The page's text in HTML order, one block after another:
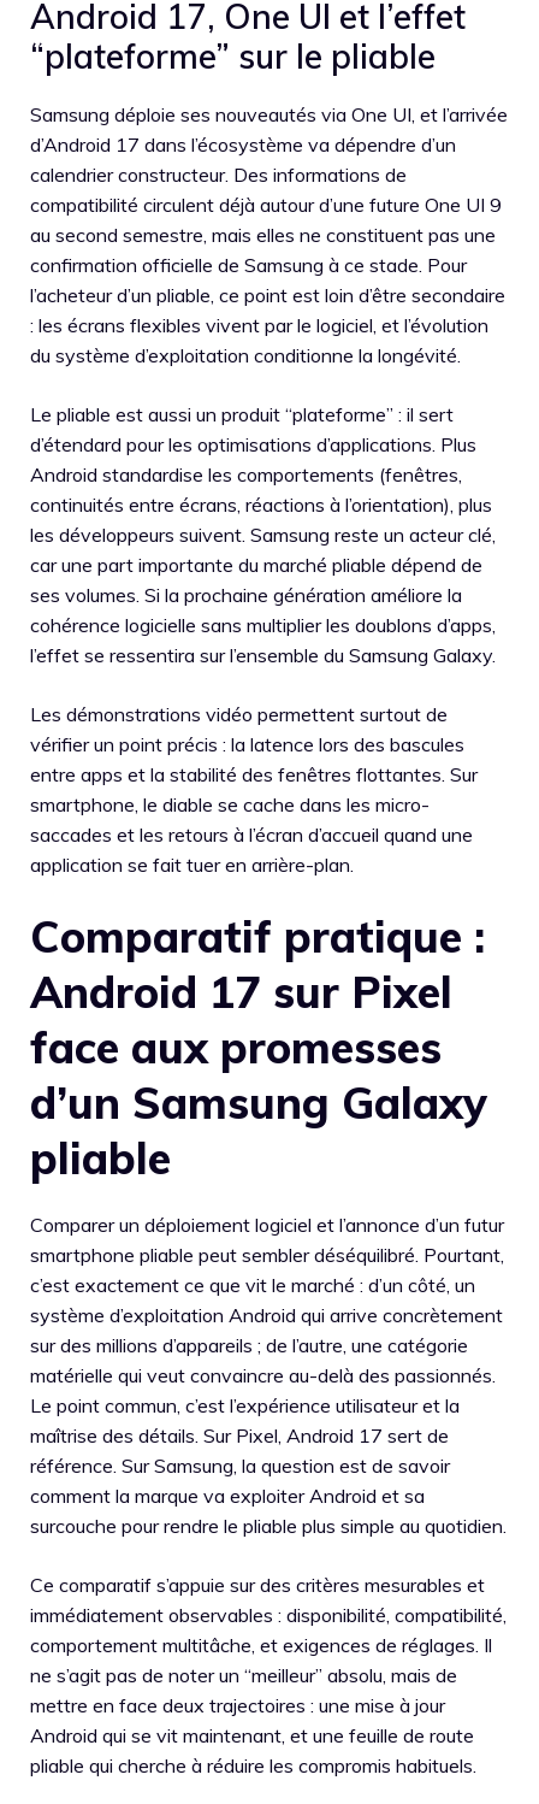
Android 17, One UI et l’effet
“plateforme” sur le pliable
Samsung déploie ses nouveautés via One UI, et l’arrivée
d’Android 17 dans l’écosystème va dépendre d’un
calendrier constructeur. Des informations de
compatibilité circulent déjà autour d’une future One UI 9
au second semestre, mais elles ne constituent pas une
confirmation officielle de Samsung à ce stade. Pour
l’acheteur d’un pliable, ce point est loin d’être secondaire
: les écrans flexibles vivent par le logiciel, et l’évolution
du système d’exploitation conditionne la longévité.
Le pliable est aussi un produit “plateforme” : il sert
d’étendard pour les optimisations d’applications. Plus
Android standardise les comportements (fenêtres,
continuités entre écrans, réactions à l’orientation), plus
les développeurs suivent. Samsung reste un acteur clé,
car une part importante du marché pliable dépend de
ses volumes. Si la prochaine génération améliore la
cohérence logicielle sans multiplier les doublons d’apps,
l’effet se ressentira sur l’ensemble du Samsung Galaxy.
Les démonstrations vidéo permettent surtout de
vérifier un point précis : la latence lors des bascules
entre apps et la stabilité des fenêtres flottantes. Sur
smartphone, le diable se cache dans les micro-
saccades et les retours à l’écran d’accueil quand une
application se fait tuer en arrière-plan.
Comparatif pratique :
Android 17 sur Pixel
face aux promesses
d’un Samsung Galaxy
pliable
Comparer un déploiement logiciel et l’annonce d’un futur
smartphone pliable peut sembler déséquilibré. Pourtant,
c’est exactement ce que vit le marché : d’un côté, un
système d’exploitation Android qui arrive concrètement
sur des millions d’appareils ; de l’autre, une catégorie
matérielle qui veut convaincre au-delà des passionnés.
Le point commun, c’est l’expérience utilisateur et la
maîtrise des détails. Sur Pixel, Android 17 sert de
référence. Sur Samsung, la question est de savoir
comment la marque va exploiter Android et sa
surcouche pour rendre le pliable plus simple au quotidien.
Ce comparatif s’appuie sur des critères mesurables et
immédiatement observables : disponibilité, compatibilité,
comportement multitâche, et exigences de réglages. Il
ne s’agit pas de noter un “meilleur” absolu, mais de
mettre en face deux trajectoires : une mise à jour
Android qui se vit maintenant, et une feuille de route
pliable qui cherche à réduire les compromis habituels.